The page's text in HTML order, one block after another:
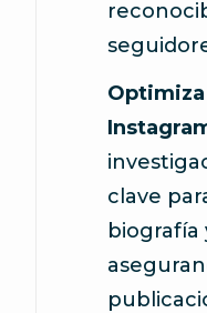
Optimiza
clave